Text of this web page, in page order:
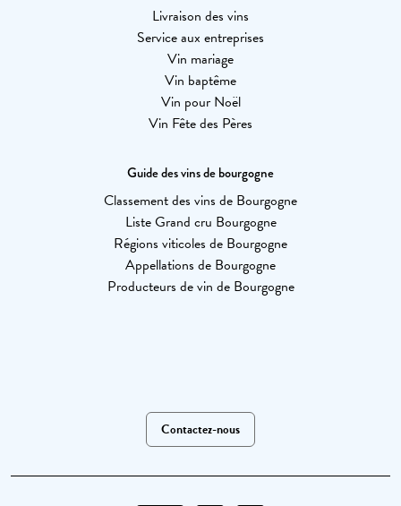
Livraison des vins
Service aux entreprises
Vin mariage
Vin baptême
Vin pour Noël
Vin Fête des Pères
Guide des vins de bourgogne
Classement des vins de Bourgogne
Liste Grand cru Bourgogne
Régions viticoles de Bourgogne
Appellations de Bourgogne
Producteurs de vin de Bourgogne
Contactez-nous